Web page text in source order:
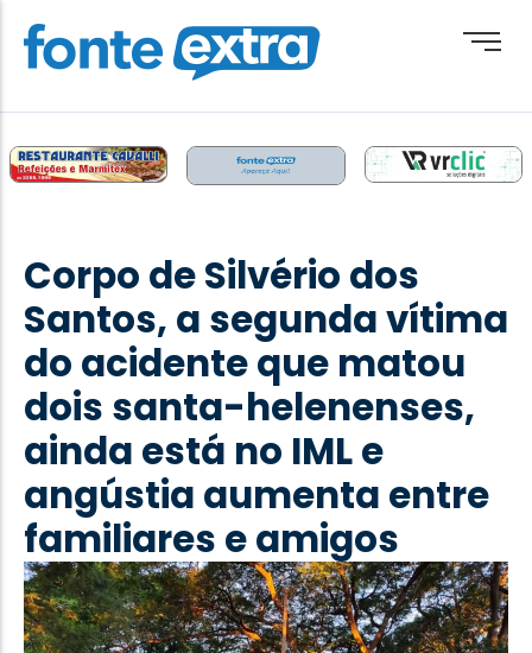
Destaque
Esporte
Geral
Obituário
Paraguai
Paraná
Política
Santa Helena e Região
Saúde e Bem-Estar
Corpo de Silvério dos
Santos, a segunda vítima
do acidente que matou
dois santa-helenenses,
ainda está no IML e
angústia aumenta entre
familiares e amigos